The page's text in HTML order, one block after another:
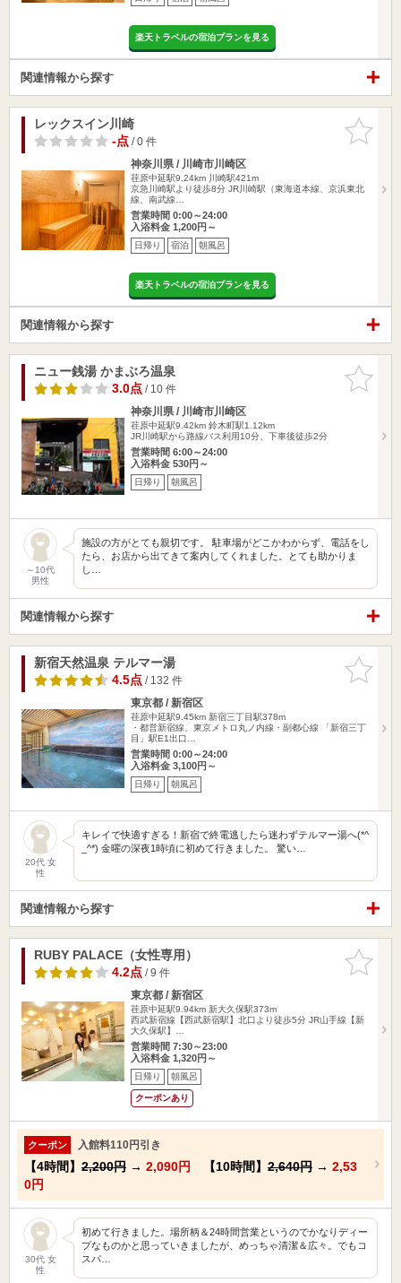
楽天トラベルの宿泊プランを見る
関連情報から探す
お気に入
りに追加
レックスイン川崎
-点/ 0 件
神奈川県 / 川崎市川崎区
荏原中延駅9.24km
川崎駅421m
京急川崎駅より徒歩8分 JR川崎駅（東海道本線、京浜東北
線、南武線…
営業時間 0:00～24:00
入浴料金 1,200円～
日帰り 宿泊 朝風呂
楽天トラベルの宿泊プランを見る
関連情報から探す
お気に入
りに追加
ニュー銭湯 かまぶろ温泉
3.0点/ 10 件
神奈川県 / 川崎市川崎区
荏原中延駅9.42km 鈴木町駅1.12km
JR川崎駅から路線バス利用10分、下車後徒歩2分
営業時間 6:00～24:00
入浴料金 530円～
日帰り 朝風呂
～10代
男性
施設の方がとても親切です。 駐車場がどこかわからず、電話をし
たら、お店から出てきて案内してくれました。とても助かりま
し…
関連情報から探す
お気に入
りに追加
新宿天然温泉 テルマー湯
4.5点/ 132 件
東京都 / 新宿区
荏原中延駅9.45km 新宿三丁目駅378m
・都営新宿線、東京メトロ丸ノ内線・副都心線 「新宿三丁
目」駅E1出口…
営業時間 0:00～24:00
入浴料金 3,100円～
日帰り 朝風呂
20代 女
性
キレイで快適すぎる！新宿で終電逃したら迷わずテルマー湯へ(*^
_^*) 金曜の深夜1時頃に初めて行きました。 驚い…
関連情報から探す
お気に入
りに追加
RUBY PALACE（女性専用）
4.2点/ 9 件
東京都 / 新宿区
荏原中延駅9.94km 新大久保駅373m
西武新宿線【西武新宿駅】北口より徒歩5分 JR山手線【新
大久保駅】…
営業時間 7:30～23:00
入浴料金 1,320円～
日帰り 朝風呂
クーポンあり
クーポン 入館料110円引き
【4時間】 2,200円 → 2,090円 【10時間】 2,640円 → 2,53
0円
30代 女
性
初めて行きました。場所柄＆24時間営業というのでかなりディー
プなものかと思っていきましたが、めっちゃ清潔＆広々。でもコ
スパ…